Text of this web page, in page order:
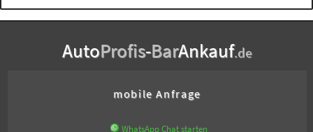
AutoProfis-BarAnkauf.de
mobile Anfrage
WhatsApp Chat starten